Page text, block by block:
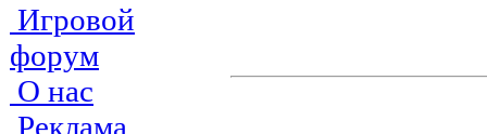
Игровой
форум
О нас
Реклама